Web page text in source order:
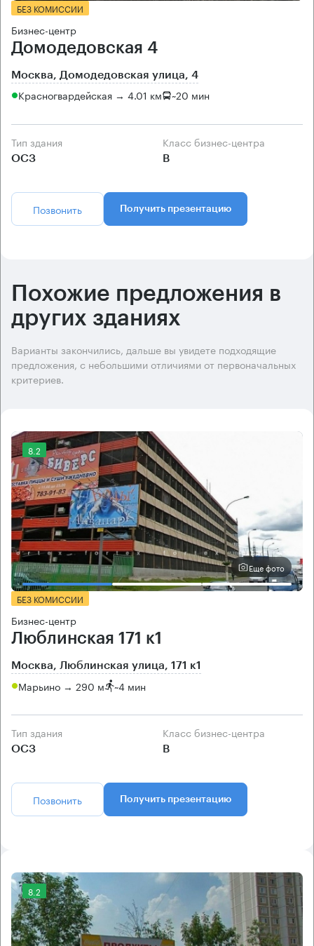
БЕЗ КОМИССИИ
Бизнес-центр
Домодедовская 4
Москва, Домодедовская улица, 4
Красногвардейская → 4.01 км ~20 мин
Тип здания
ОСЗ
Класс бизнес-центра
B
Позвонить Получить презентацию
Похожие предложения в
других зданиях
Варианты закончились, дальше вы увидете подходящие
предложения, с небольшими отличиями от первоначальных
критериев.
8.2
Еще фото
БЕЗ КОМИССИИ
Бизнес-центр
Люблинская 171 к1
Москва, Люблинская улица, 171 к1
Марьино → 290 м ~4 мин
Тип здания
ОСЗ
Класс бизнес-центра
B
Позвонить Получить презентацию
8.2